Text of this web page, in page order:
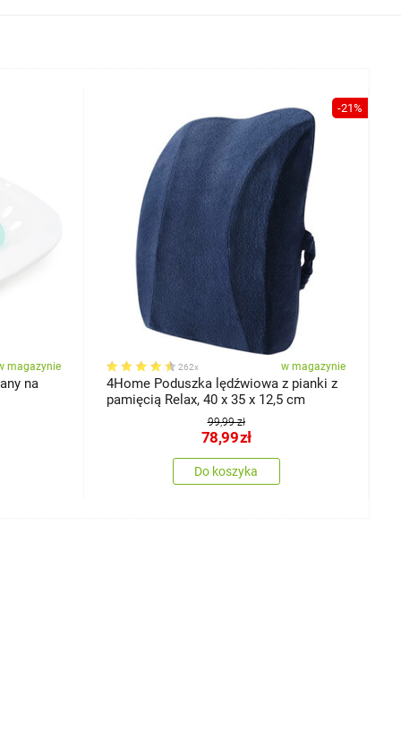
magazynie
na
-21%
262x w magazynie
4Home Poduszka lędźwiowa z pianki z
pamięcią Relax, 40 x 35 x 12,5 cm
99,99 zł
78,99zł
Do koszyka